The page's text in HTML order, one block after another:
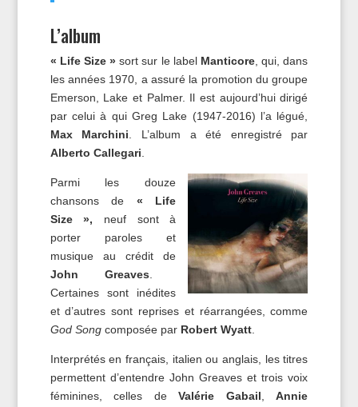
L’album
« Life Size » sort sur le label Manticore , qui, dans
les années 1970, a assuré la promotion du groupe
Emerson, Lake et Palmer. Il est aujourd’hui dirigé
par celui à qui Greg Lake (1947-2016) l’a légué,
Max Marchini . L’album a été enregistré par
Alberto Callegari
Parmi les douze
chansons de « Life
Size », neuf sont à
porter paroles et
musique au crédit de
John Greaves
Certaines sont inédites
et d’autres sont reprises et réarrangées, comme
God Songcomposée par Robert Wyatt.
Interprétés en français, italien ou anglais, les titres
permettent d’entendre John Greaves et trois voix
féminines, celles deValérie Gabail ,Annie